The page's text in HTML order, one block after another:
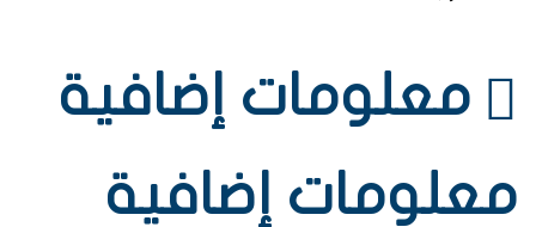
معلومات إضافية
معلومات إضافية